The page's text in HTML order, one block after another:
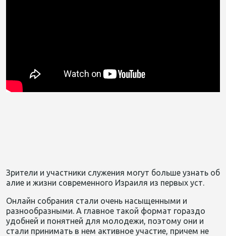
Зрители и участники служения могут больше узнать об
алие и жизни современного Израиля из первых уст.
Онлайн собрания стали очень насыщенными и
разнообразными. А главное такой формат гораздо
удобней и понятней для молодежи, поэтому они и
стали принимать в нем активное участие, причем не